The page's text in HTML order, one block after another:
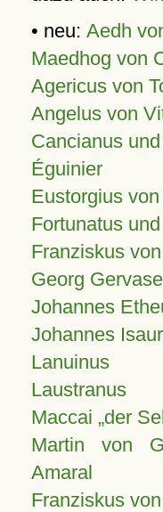
• neu: Aedh
Maedhog von
Agericus von
Angelus von
Cancianus
Éguinier
Eustorgius
Fortunatus
Franziskus
Georg Gervase
Johannes
Johannes
Lanuinus
Laustranus
Maccai „der
Martin von
Amaral
Franziskus